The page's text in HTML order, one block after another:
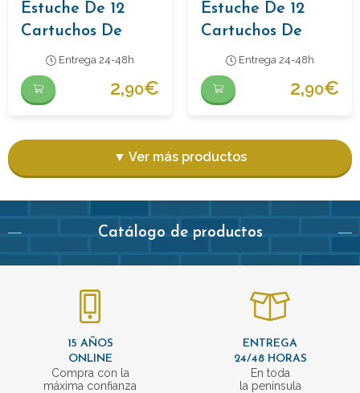
Catálogo de productos
Estuche De 12
Cartuchos De
Tinta Color Sepia
Entrega 24-48h
2,90€
Estuche De 12
Cartuchos De
Tinta Color
Naranja
Entrega 24-48h
2,90€
▼ Ver más productos
15 AÑOS
ONLINE
Compra con la
máxima confianza
ENTREGA
24/48 HORAS
En toda
la península